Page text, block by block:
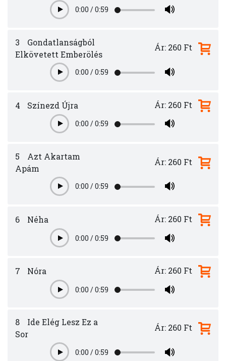
Play0:00 /0:59
3
Gondatlanságból
Elkövetett Emberölés
Play0:00 /0:59
Ár: 260 Ft
4 Színezd Újra
Play0:00 /0:59
Ár: 260 Ft
5
Azt Akartam
Apám
Play0:00 /0:59
Ár: 260 Ft
6 Néha
Play0:00 /0:59
Ár: 260 Ft
7 Nóra
Play0:00 /0:59
Ár: 260 Ft
8
Ide Elég Lesz Ez a
Sor
Play0:00 /0:59
Ár: 260 Ft